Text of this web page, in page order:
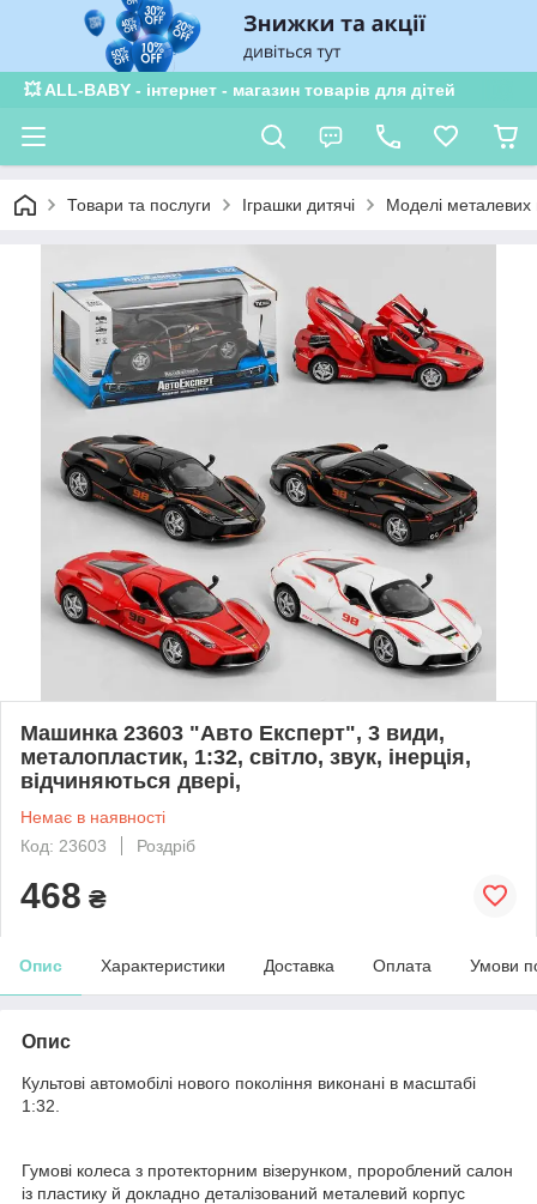
💥 ALL-BABY - інтернет - магазин товарів для дітей
Товари та послуги Іграшки дитячі Моделі
Машинка 23603 "Авто Експерт", 3 види,
металопластик, 1:32, світло, звук, інерція,
відчиняються двері,
Немає в наявності
Код: 23603
Роздріб
468 ₴
Опис Характеристики Доставка Оплата Умови
Опис
Культові автомобілі нового покоління виконані в масштабі
1:32.
Гумові колеса з протекторним візерунком, пророблений салон
із пластику й докладно деталізований металевий корпус